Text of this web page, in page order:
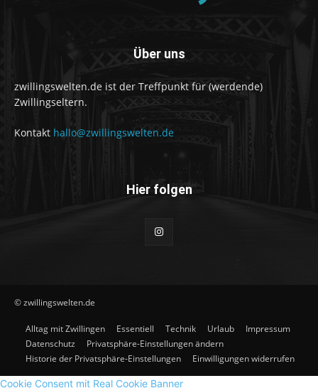
Über uns
zwillingswelten.de ist der Treffpunkt für (werdende)
Zwillingseltern.
Kontakt hallo@zwillingswelten.de
Hier folgen
© zwillingswelten.de
Alltag mit Zwillingen Essentiell Technik Urlaub
Impressum
Datenschutz
Privatsphäre-Einstellungen ändern
Historie der Privatsphäre-Einstellungen
Einwilligungen widerrufen
Cookie Consent mit Real Cookie Banner